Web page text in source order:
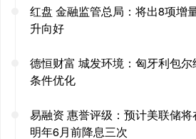
红盘 金融监管总局：将出8项增
升向好
德恒财富 城发环境：匈牙利包
条件优化
易融资 惠誉评级：预计美联储
明年6月前降息三次